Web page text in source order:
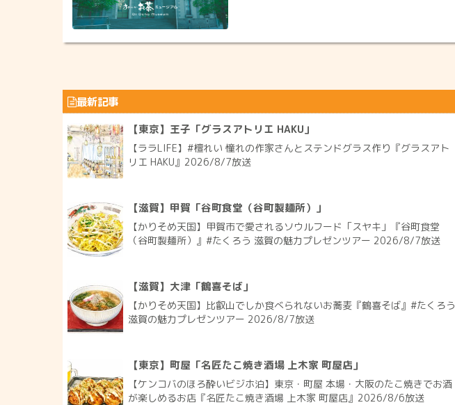
最新記事
【東京】王子「グラスアトリエ HAKU」
【ララLIFE】#檀れい 憧れの作家さんとステンドグラス作り『グラスアト
リエ HAKU』2026/8/7放送
【滋賀】甲賀「谷町食堂（谷町製麺所）」
【かりそめ天国】甲賀市で愛されるソウルフード「スヤキ」『谷町食堂
（谷町製麺所）』#たくろう 滋賀の魅力プレゼンツアー 2026/8/7放送
【滋賀】大津「鶴喜そば」
【かりそめ天国】比叡山でしか食べられないお蕎麦『鶴喜そば』#たくろう
滋賀の魅力プレゼンツアー 2026/8/7放送
【東京】町屋「名匠たこ焼き酒場 上木家 町屋店」
【ケンコバのほろ酔いビジホ泊】東京・町屋 本場・大阪のたこ焼きでお酒
が楽しめるお店『名匠たこ焼き酒場 上木家 町屋店』2026/8/6放送